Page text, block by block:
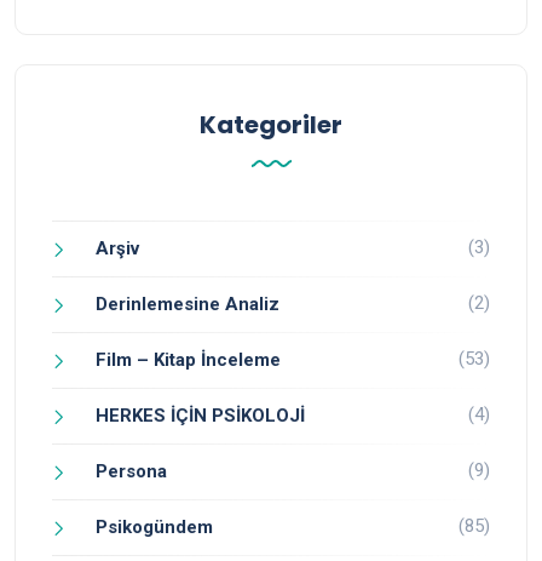
Kategoriler
Arşiv (3)
Derinlemesine Analiz (2)
Film – Kitap İnceleme (53)
HERKES İÇİN PSİKOLOJİ (4)
Persona (9)
Psikogündem (85)